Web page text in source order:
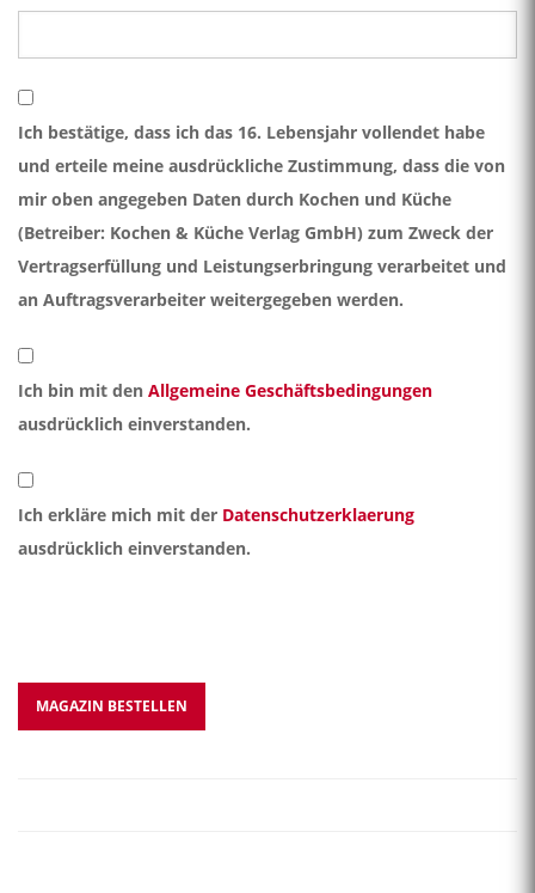
Ich bestätige, dass ich das 16. Lebensjahr vollendet habe
und erteile meine ausdrückliche Zustimmung, dass die von
mir oben angegeben Daten durch Kochen und Küche
(Betreiber: Kochen & Küche Verlag GmbH) zum Zweck der
Vertragserfüllung und Leistungserbringung verarbeitet und
an Auftragsverarbeiter weitergegeben werden.
Ich bin mit den Allgemeine Geschäftsbedingungen
ausdrücklich einverstanden.
Ich erkläre mich mit der Datenschutzerklaerung
ausdrücklich einverstanden.